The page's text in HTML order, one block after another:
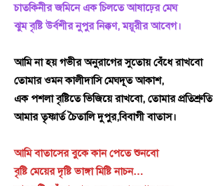
চাতকিনীর জমিনে এক চিলতে আষাঢ়ের মেঘ
ঝুম বৃষ্টি উর্বশীর নুপুর নিক্কণ, ময়ূরীর আবেগ।
আমি না হয় গভীর অনুরাগের সুতোয় বেঁধে রাখবো
তোমার ওমন কালীদাসি মেঘদূত আকাশ,
এক পশলা বৃষ্টিতে ভিজিয়ে রাখবো, তোমার প্রতিশ্রুতি
আমার তৃষ্ণার্ত চৈতালি দুপুর,বিবাগী বাতাস।
আমি বাতাসের বুকে কান পেতে শুনবো
বৃষ্টি মেয়ের দৃষ্টি ভাঙ্গা মিষ্টি নাচন…